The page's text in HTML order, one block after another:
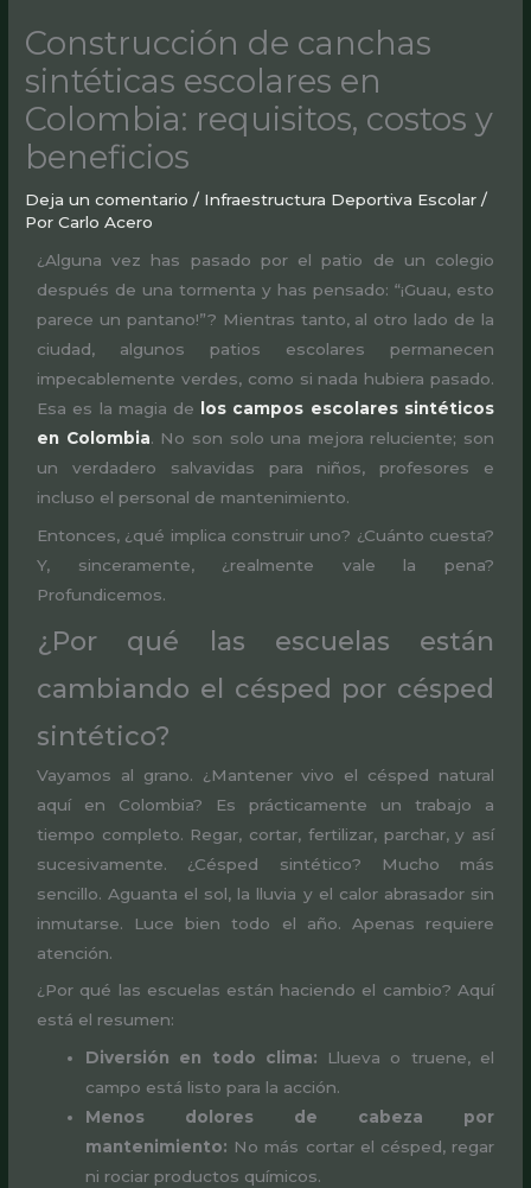
Construcción de canchas
sintéticas escolares en
Colombia: requisitos, costos y
beneficios
Deja un comentario / Infraestructura Deportiva Escolar /
PorCarlo Acero
¿Alguna vez has pasado por el patio de un colegio
después de una tormenta y has pensado: “¡Guau, esto
parece un pantano!”? Mientras tanto, al otro lado de la
ciudad, algunos patios escolares permanecen
impecablemente verdes, como si nada hubiera pasado.
Esa es la magia de los campos escolares sintéticos
en Colombia. No son solo una mejora reluciente; son
un verdadero salvavidas para niños, profesores e
incluso el personal de mantenimiento.
Entonces, ¿qué implica construir uno? ¿Cuánto cuesta?
Y, sinceramente, ¿realmente vale la pena?
Profundicemos.
¿Por qué las escuelas están
cambiando el césped por césped
sintético?
Vayamos al grano. ¿Mantener vivo el césped natural
aquí en Colombia? Es prácticamente un trabajo a
tiempo completo. Regar, cortar, fertilizar, parchar, y así
sucesivamente. ¿Césped sintético? Mucho más
sencillo. Aguanta el sol, la lluvia y el calor abrasador sin
inmutarse. Luce bien todo el año. Apenas requiere
atención.
¿Por qué las escuelas están haciendo el cambio? Aquí
está el resumen:
Diversión en todo clima:
Llueva o truene, el
campo está listo para la acción.
Menos dolores de cabeza por
mantenimiento: No más cortar el césped, regar
ni rociar productos químicos.